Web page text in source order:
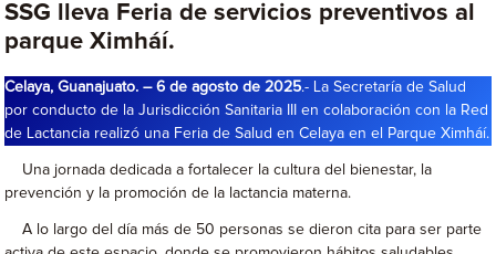
SSG lleva Feria de servicios preventivos al
parque Ximháí.
Celaya, Guanajuato. – 6 de agosto de 2025.- La Secretaría de Salud
por conducto de la Jurisdicción Sanitaria III en colaboración con la Red
de Lactancia realizó una Feria de Salud en Celaya en el Parque Ximháí.
Una jornada dedicada a fortalecer la cultura del bienestar, la
prevención y la promoción de la lactancia materna.
A lo largo del día más de 50 personas se dieron cita para ser parte